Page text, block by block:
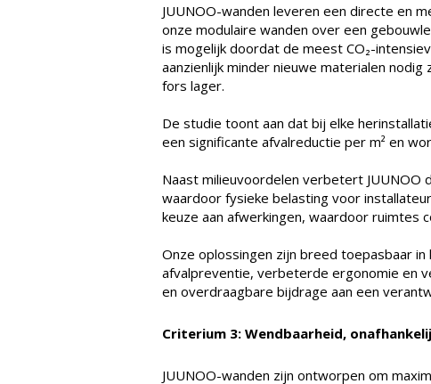
JUUNOO-wanden leveren een directe en
onze modulaire wanden over een
is mogelijk doordat de meest CO₂-
aanzienlijk minder nieuwe materialen
fors lager.
De studie toont aan dat bij elke
een significante afvalreductie per m² en
Naast milieuvoordelen verbetert
waardoor fysieke belasting voor
keuze aan afwerkingen, waardoor ruimtes
Onze oplossingen zijn breed toepasbaar
afvalpreventie, verbeterde ergonomie en
en overdraagbare bijdrage aan een
Criterium 3: Wendbaarheid,
JUUNOO-wanden zijn ontworpen om